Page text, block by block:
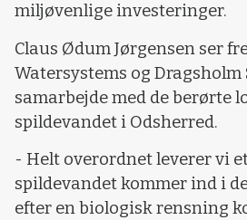
miljøvenlige investeringer.
Claus Ødum Jørgensen ser
Watersystems og Dragsholm
samarbejde med de berørte
spildevandet i Odsherred.
- Helt overordnet leverer vi
spildevandet kommer ind i
efter en biologisk rensning